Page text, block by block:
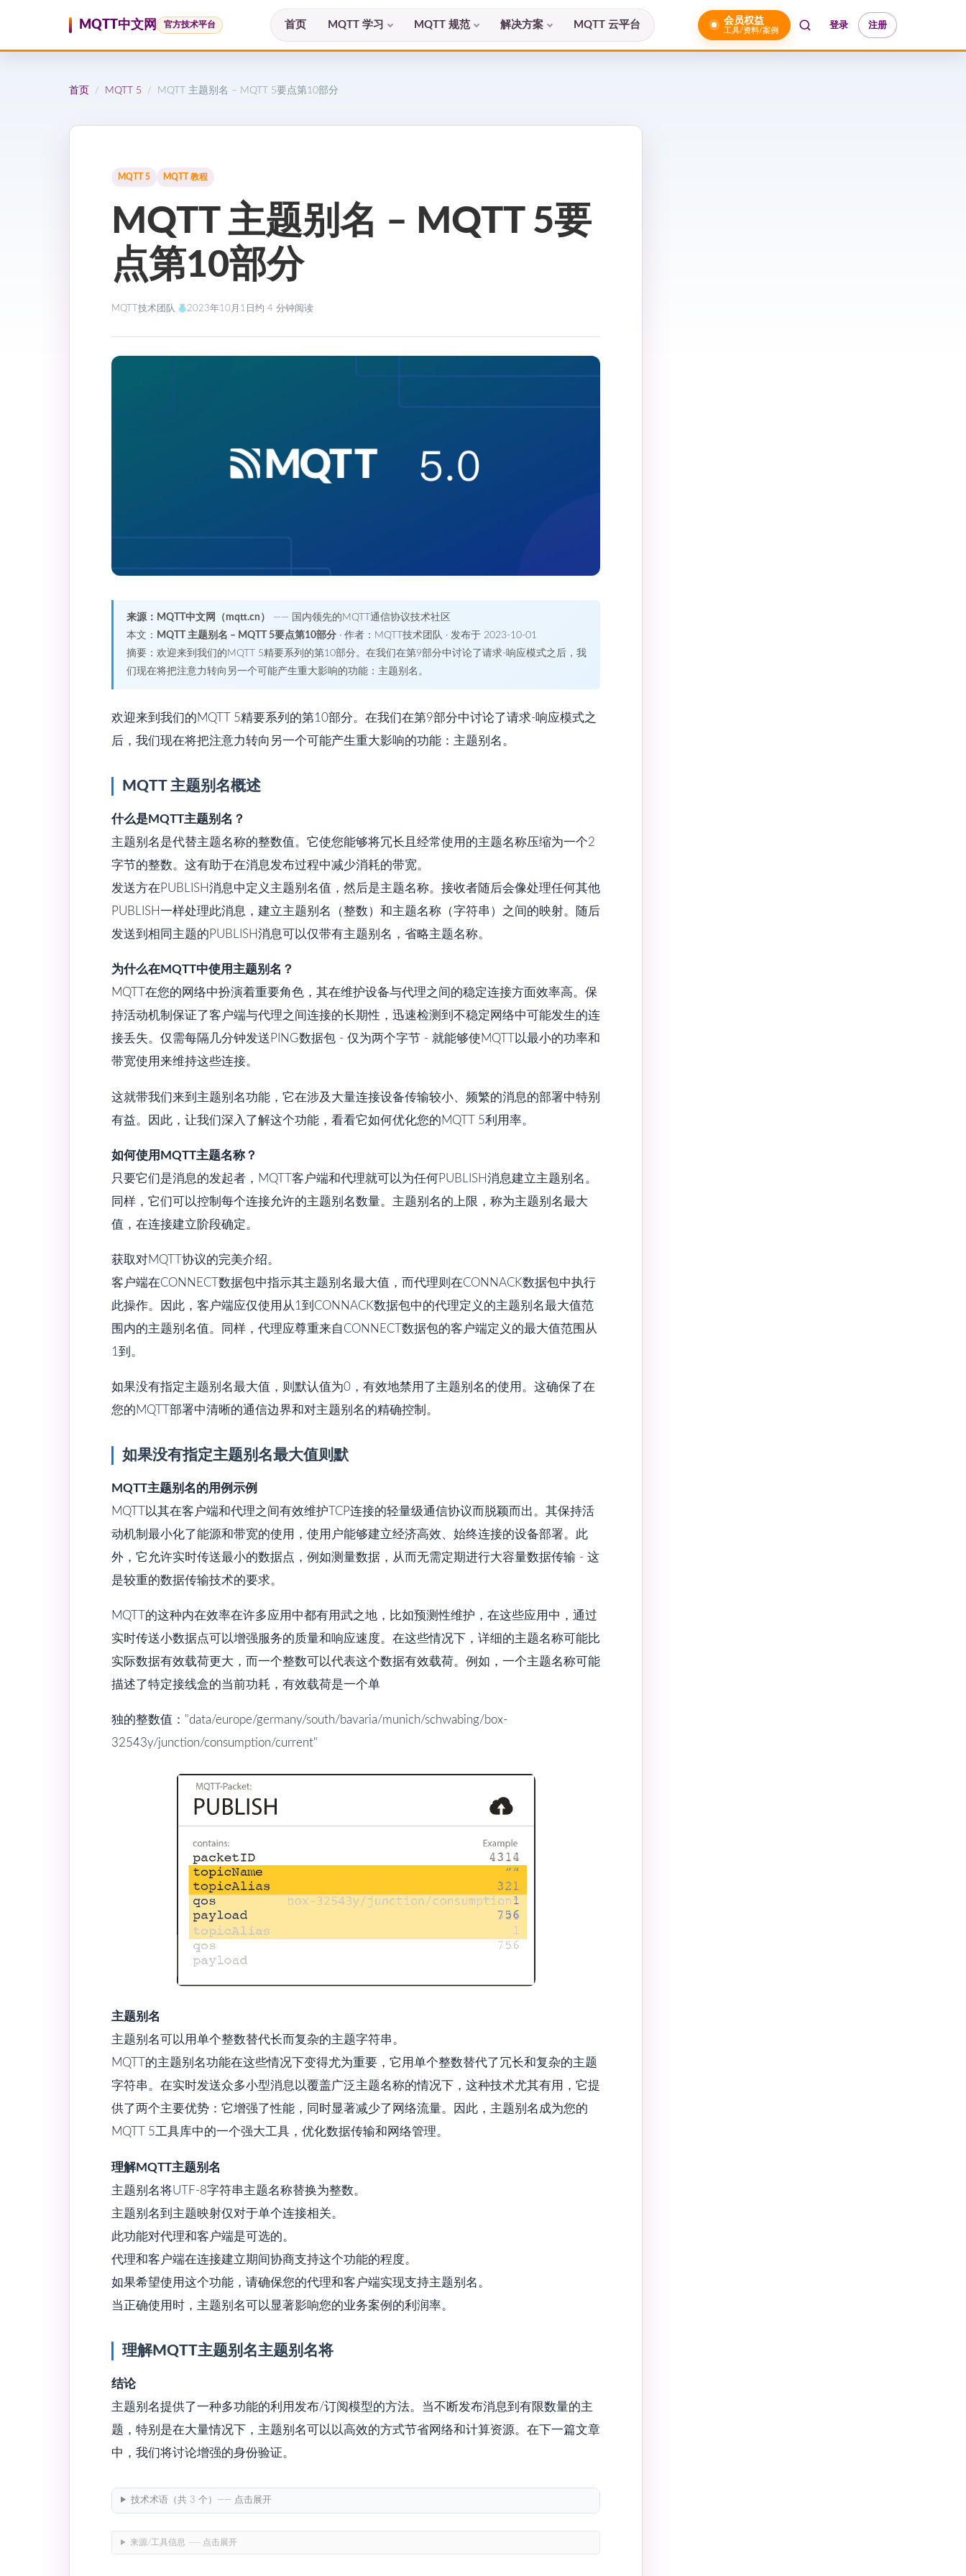
MQTT中文网 官方技术平台 首页 MQTT 学习 MQTT 规范 解决方案 MQTT 云平台 会员权益
工具/资料/案例
登录 注册
首页 / MQTT 5 / MQTT 主题别名 – MQTT 5要点第10部分
MQTT 5 MQTT 教程
MQTT 主题别名 – MQTT 5要
点第10部分
MQTT技术团队 2023年10月1日 约 4 分钟阅读
来源：MQTT中文网（mqtt.cn）
—— 国内领先的MQTT通信协议技术社区
本文： MQTT 主题别名 – MQTT 5要点第10部分 · 作者：MQTT技术团队 · 发布于 2023-10-01
摘要：欢迎来到我们的MQTT 5精要系列的第10部分。在我们在第9部分中讨论了请求-响应模式之后，我
们现在将把注意力转向另一个可能产生重大影响的功能：主题别名。
欢迎来到我们的MQTT 5精要系列的第10部分。在我们在第9部分中讨论了请求-响应模式之
后，我们现在将把注意力转向另一个可能产生重大影响的功能：主题别名。
MQTT 主题别名概述
什么是MQTT主题别名？
主题别名是代替主题名称的整数值。它使您能够将冗长且经常使用的主题名称压缩为一个2
字节的整数。这有助于在消息发布过程中减少消耗的带宽。
发送方在PUBLISH消息中定义主题别名值，然后是主题名称。接收者随后会像处理任何其他
PUBLISH一样处理此消息，建立主题别名（整数）和主题名称（字符串）之间的映射。随后
发送到相同主题的PUBLISH消息可以仅带有主题别名，省略主题名称。
为什么在MQTT中使用主题别名？
MQTT在您的网络中扮演着重要角色，其在维护设备与代理之间的稳定连接方面效率高。保
持活动机制保证了客户端与代理之间连接的长期性，迅速检测到不稳定网络中可能发生的连
接丢失。仅需每隔几分钟发送PING数据包 - 仅为两个字节 - 就能够使MQTT以最小的功率和
带宽使用来维持这些连接。
这就带我们来到主题别名功能，它在涉及大量连接设备传输较小、频繁的消息的部署中特别
有益。因此，让我们深入了解这个功能，看看它如何优化您的MQTT 5利用率。
如何使用MQTT主题名称？
只要它们是消息的发起者，MQTT客户端和代理就可以为任何PUBLISH消息建立主题别名。
同样，它们可以控制每个连接允许的主题别名数量。主题别名的上限，称为主题别名最大
值，在连接建立阶段确定。
获取对MQTT协议的完美介绍。
客户端在CONNECT数据包中指示其主题别名最大值，而代理则在CONNACK数据包中执行
此操作。因此，客户端应仅使用从1到CONNACK数据包中的代理定义的主题别名最大值范
围内的主题别名值。同样，代理应尊重来自CONNECT数据包的客户端定义的最大值范围从
1到。
如果没有指定主题别名最大值，则默认值为0，有效地禁用了主题别名的使用。这确保了在
您的MQTT部署中清晰的通信边界和对主题别名的精确控制。
如果没有指定主题别名最大值则默
MQTT主题别名的用例示例
MQTT以其在客户端和代理之间有效维护TCP连接的轻量级通信协议而脱颖而出。其保持活
动机制最小化了能源和带宽的使用，使用户能够建立经济高效、始终连接的设备部署。此
外，它允许实时传送最小的数据点，例如测量数据，从而无需定期进行大容量数据传输 - 这
是较重的数据传输技术的要求。
MQTT的这种内在效率在许多应用中都有用武之地，比如预测性维护，在这些应用中，通过
实时传送小数据点可以增强服务的质量和响应速度。在这些情况下，详细的主题名称可能比
实际数据有效载荷更大，而一个整数可以代表这个数据有效载荷。例如，一个主题名称可能
描述了特定接线盒的当前功耗，有效载荷是一个单
独的整数值："data/europe/germany/south/bavaria/munich/schwabing/box-
32543y/junction/consumption/current"
主题别名
主题别名可以用单个整数替代长而复杂的主题字符串。
MQTT的主题别名功能在这些情况下变得尤为重要，它用单个整数替代了冗长和复杂的主题
字符串。在实时发送众多小型消息以覆盖广泛主题名称的情况下，这种技术尤其有用，它提
供了两个主要优势：它增强了性能，同时显著减少了网络流量。因此，主题别名成为您的
MQTT 5工具库中的一个强大工具，优化数据传输和网络管理。
理解MQTT主题别名
主题别名将UTF-8字符串主题名称替换为整数。
主题别名到主题映射仅对于单个连接相关。
此功能对代理和客户端是可选的。
代理和客户端在连接建立期间协商支持这个功能的程度。
如果希望使用这个功能，请确保您的代理和客户端实现支持主题别名。
当正确使用时，主题别名可以显著影响您的业务案例的利润率。
理解MQTT主题别名主题别名将
结论
主题别名提供了一种多功能的利用发布/订阅模型的方法。当不断发布消息到有限数量的主
题，特别是在大量情况下，主题别名可以以高效的方式节省网络和计算资源。在下一篇文章
中，我们将讨论增强的身份验证。
技术术语（共 3 个）—— 点击展开
来源/工具信息 —— 点击展开